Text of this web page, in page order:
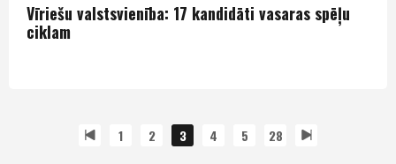
Vīriešu valstsvienība: 17 kandidāti vasaras spēļu
ciklam
1 2 3 4 5 28